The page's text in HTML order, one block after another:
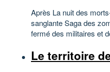
Après La nuit des
sanglante Saga des
fermé des militaires et
Le territoire